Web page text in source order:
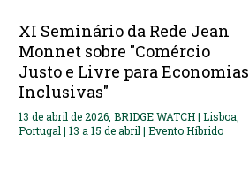
XI Seminário da Rede Jean
Monnet sobre "Comércio
Justo e Livre para Economias
Inclusivas"
13 de abril de 2026, BRIDGE WATCH | Lisboa,
Portugal | 13 a 15 de abril | Evento Híbrido